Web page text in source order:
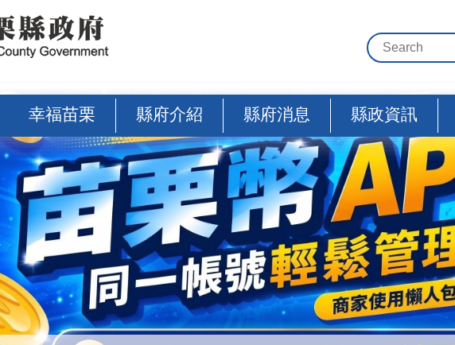
幸福苗栗 縣府介紹 縣府消息 縣政資訊